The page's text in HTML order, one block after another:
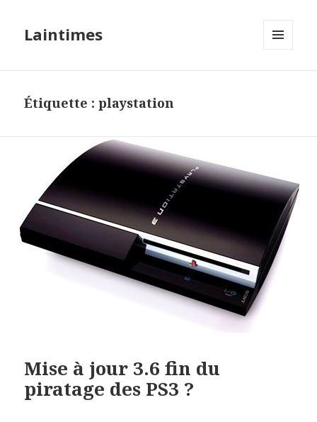
Laintimes
Étiquette :playstation
Mise à jour 3.6 fin du
piratage des PS3 ?